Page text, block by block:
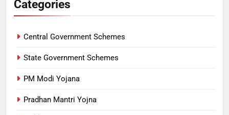
Categories
Central Government Schemes
State Government Schemes
PM Modi Yojana
Pradhan Mantri Yojna